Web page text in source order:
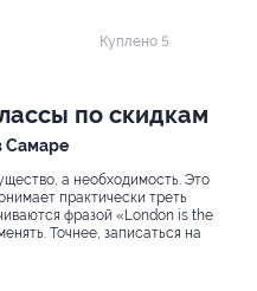
Куплено 5
по скидкам
Самаре
а необходимость. Это
практически треть
фразой «London is the
Точнее, записаться на